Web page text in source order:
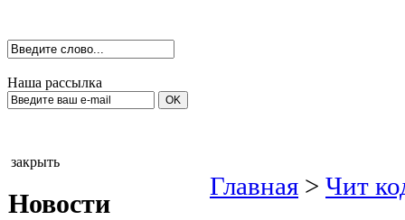
Наша рассылка
закрыть
Новости
Главная > Чит